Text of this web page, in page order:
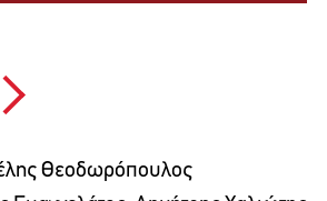
Θεοδωρόπουλος